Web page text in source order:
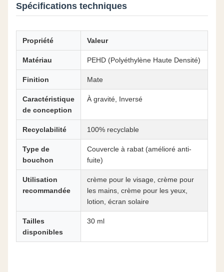
Spécifications techniques
Propriété Valeur
Matériau PEHD (Polyéthylène Haute Densité)
Finition Mate
Caractéristique
de conception
À gravité, Inversé
Recyclabilité 100% recyclable
Type de
bouchon
Couvercle à rabat (amélioré anti-
fuite)
Utilisation
recommandée
crème pour le visage, crème pour
les mains, crème pour les yeux,
lotion, écran solaire
Tailles
disponibles
30 ml